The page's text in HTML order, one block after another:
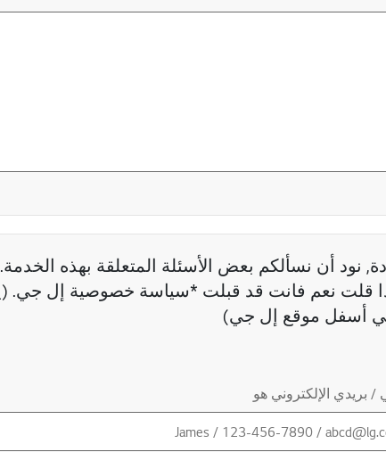
نود أن نسألكم بعض الأسئلة المتعلقة بهذه
قلت نعم فانت قد قبلت *سياسة خصوصية إل جي.
أسفل موقع إل جي)
بريدي الإلكتروني هو